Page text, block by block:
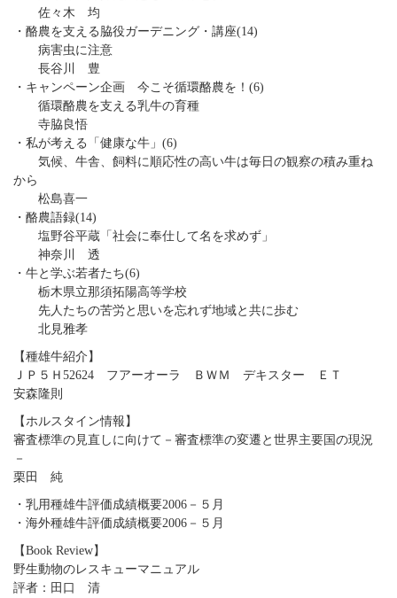
佐々木 均
・酪農を支える脇役ガーデニング・講座(14)
病害虫に注意
長谷川 豊
・キャンペーン企画 今こそ循環酪農を！(6)
循環酪農を支える乳牛の育種
寺脇良悟
・私が考える「健康な牛」(6)
気候、牛舎、飼料に順応性の高い牛は毎日の観察の積み重ね
から
松島喜一
・酪農語録(14)
塩野谷平蔵「社会に奉仕して名を求めず」
神奈川 透
・牛と学ぶ若者たち(6)
栃木県立那須拓陽高等学校
先人たちの苦労と思いを忘れず地域と共に歩む
北見雅孝
【種雄牛紹介】
ＪＰ５Ｈ52624 フアーオーラ ＢＷＭ デキスター ＥＴ
安森隆則
【ホルスタイン情報】
審査標準の見直しに向けて－審査標準の変遷と世界主要国の現況
－
栗田 純
・乳用種雄牛評価成績概要2006－５月
・海外種雄牛評価成績概要2006－５月
【Book Review】
野生動物のレスキューマニュアル
評者：田口 清